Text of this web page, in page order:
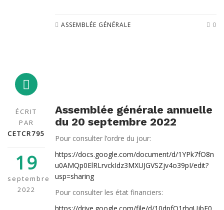
ASSEMBLÉE GÉNÉRALE 0
ÉCRIT
PAR
CETCR795
19
septembre
2022
Assemblée générale annuelle
du 20 septembre 2022
Pour consulter l’ordre du jour:
https://docs.google.com/document/d/1YPk7fO8n
u0AMQp0ElRLrvckIdz3MXUJGVSZjv4o39pI/edit?
usp=sharing
Pour consulter les état financiers: